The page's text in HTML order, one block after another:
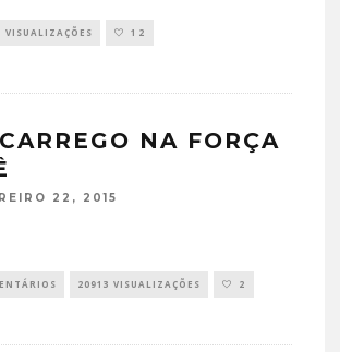
VISUALIZAÇÕES 12
NA FORÇA
22, 2015
20913 VISUALIZAÇÕES 2